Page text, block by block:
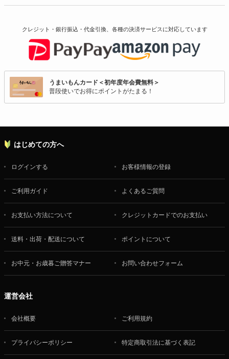
クレジット・銀行振込・代金引換、各種の決済サービスに対応しています
うまいもんカード＜初年度年会費無料＞
普段使いでお得にポイントがたまる！
はじめての方へ
ログインする お客様情報の登録
ご利用ガイド よくあるご質問
お支払い方法について クレジットカードでのお支払い
送料・出荷・配送について ポイントについて
お中元・お歳暮ご贈答マナー お問い合わせフォーム
運営会社
会社概要 ご利用規約
プライバシーポリシー 特定商取引法に基づく表記